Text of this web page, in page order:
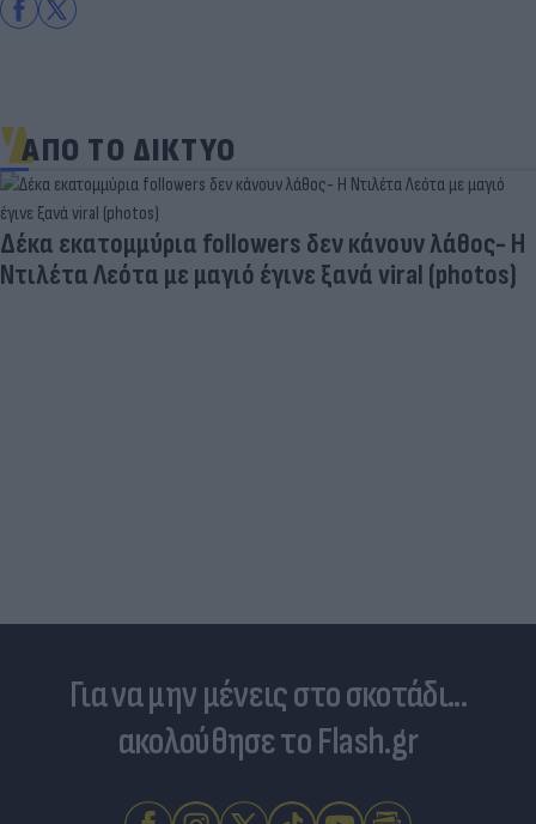
ΑΠΟ ΤΟ ΔΙΚΤΥΟ
Δέκα εκατομμύρια followers δεν κάνουν λάθος- Η
Ντιλέτα Λεότα με μαγιό έγινε ξανά viral (photos)
Για να μην μένεις στο σκοτάδι...
ακολούθησε το Flash.gr